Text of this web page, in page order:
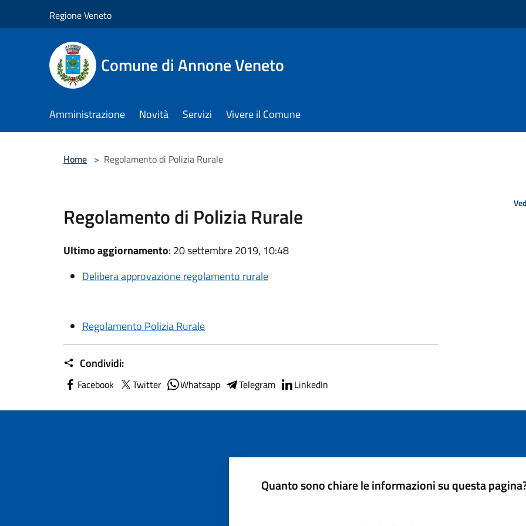
Regione Veneto
Comune di Annone Veneto
Amministrazione Novità Servizi Vivere il Comune
Home > Regolamento di Polizia Rurale
Regolamento di Polizia Rurale
Ultimo aggiornamento: 20 settembre 2019, 10:48
Delibera approvazione regolamento rurale
Regolamento Polizia Rurale
Condividi:
Facebook Twitter Whatsapp Telegram LinkedIn
Quanto sono chiare le informazioni su questa